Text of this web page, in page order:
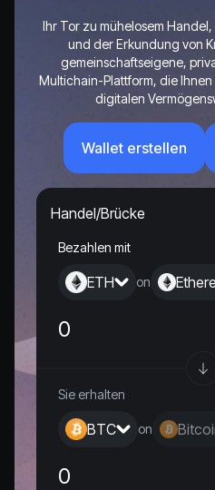
Ihr Tor zu mühelosem
und der Erkundung von
gemeinschaftseigene,
Multichain-Plattform, die
digitalen
Wallet erstellen
Handel/Brücke
Bezahlen mit
ETH on
Sie erhalten
BTC on
0